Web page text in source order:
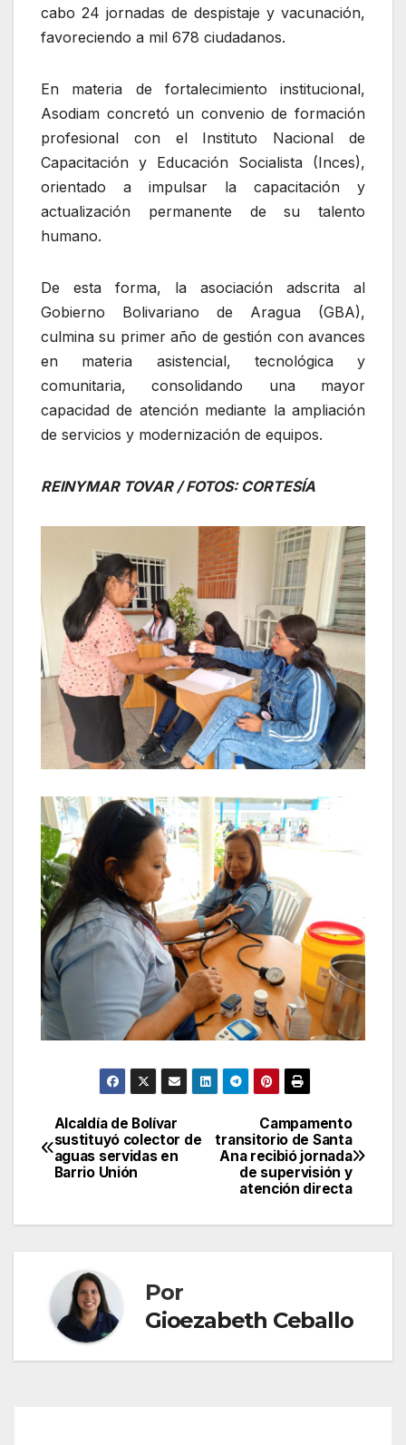
cabo 24 jornadas de despistaje y vacunación,
favoreciendo a mil 678 ciudadanos.
En materia de fortalecimiento institucional,
Asodiam concretó un convenio de formación
profesional con el Instituto Nacional de
Capacitación y Educación Socialista (Inces),
orientado a impulsar la capacitación y
actualización permanente de su talento
humano.
De esta forma, la asociación adscrita al
Gobierno Bolivariano de Aragua (GBA),
culmina su primer año de gestión con avances
en materia asistencial, tecnológica y
comunitaria, consolidando una mayor
capacidad de atención mediante la ampliación
de servicios y modernización de equipos.
REINYMAR TOVAR / FOTOS: CORTESÍA
Navegación
de
Campamento
transitorio de Santa
Ana recibió jornada
de supervisión y
atención directa
Alcaldía de Bolívar
sustituyó colector de
aguas servidas en
Barrio Unión
Por
Gioezabeth Ceballo